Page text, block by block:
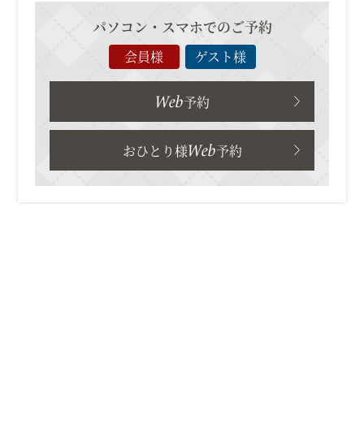
パソコン・スマホでのご予約
会員様 ゲスト様
Web予約
おひとり様Web予約